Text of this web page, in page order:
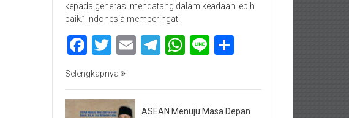
kepada generasi mendatang dalam keadaan lebih
baik.” Indonesia memperingati
Facebook
Twitter
EmailTelegram
WhatsApp
Line
Selengkapnya
ASEAN Menuju Masa Depan